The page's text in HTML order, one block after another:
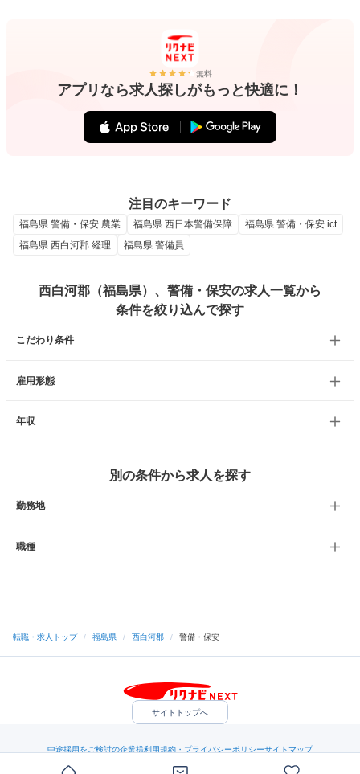
無料
アプリなら求人探しがもっと快適に！
注目のキーワード
福島県 警備・保安 農業 福島県 西日本警備保障
福島県 警備・保安 ict
福島県 西白河郡 経理
福島県 警備員
西白河郡（福島県）、警備・保安の求人一覧から
条件を絞り込んで探す
こだわり条件
雇用形態
年収
別の条件から求人を探す
勤務地
職種
転職・求人トップ / 福島県 / 西白河郡 / 警備・保安
サイトトップへ
中途採用をご検討の企業様利用規約・プライバシーポリシーサイトマップ